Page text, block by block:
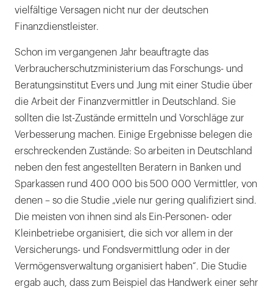
vielfältige Versagen nicht nur der deutschen
Finanzdienstleister.
Schon im vergangenen Jahr beauftragte das
Verbraucherschutzministerium das Forschungs- und
Beratungsinstitut Evers und Jung mit einer Studie über
die Arbeit der Finanzvermittler in Deutschland. Sie
sollten die Ist-Zustände ermitteln und Vorschläge zur
Verbesserung machen. Einige Ergebnisse belegen die
erschreckenden Zustände: So arbeiten in Deutschland
neben den fest angestellten Beratern in Banken und
Sparkassen rund 400 000 bis 500 000 Vermittler, von
denen – so die Studie „viele nur gering qualifiziert sind.
Die meisten von ihnen sind als Ein-Personen- oder
Kleinbetriebe organisiert, die sich vor allem in der
Versicherungs- und Fondsvermittlung oder in der
Vermögensverwaltung organisiert haben“. Die Studie
ergab auch, dass zum Beispiel das Handwerk einer sehr